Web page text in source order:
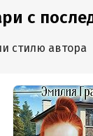
с
стилю автора